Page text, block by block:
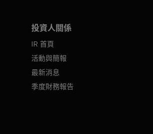
投資人關係
IR 首頁
活動與簡報
最新消息
季度財務報告